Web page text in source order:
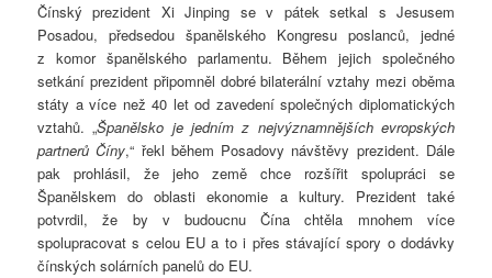
Čínský prezident Xi Jinping se v pátek setkal s Jesusem
Posadou, předsedou španělského Kongresu poslanců, jedné
z komor španělského parlamentu. Během jejich společného
setkání prezident připomněl dobré bilaterální vztahy mezi oběma
státy a více než 40 let od zavedení společných diplomatických
vztahů. „Španělsko je jedním z nejvýznamnějších evropských
partnerů Číny,“ řekl během Posadovy návštěvy prezident. Dále
pak prohlásil, že jeho země chce rozšířit spolupráci se
Španělskem do oblasti ekonomie a kultury. Prezident také
potvrdil, že by v budoucnu Čína chtěla mnohem více
spolupracovat s celou EU a to i přes stávající spory o dodávky
čínských solárních panelů do EU.